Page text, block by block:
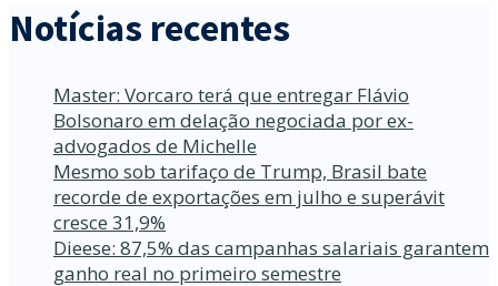
Notícias recentes
Master: Vorcaro terá que entregar Flávio
Bolsonaro em delação negociada por ex-
advogados de Michelle
Mesmo sob tarifaço de Trump, Brasil bate
recorde de exportações em julho e superávit
cresce 31,9%
Dieese: 87,5% das campanhas salariais garantem
ganho real no primeiro semestre